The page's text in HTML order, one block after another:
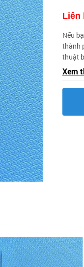
Liên
Nếu
thành
thuật
Xem